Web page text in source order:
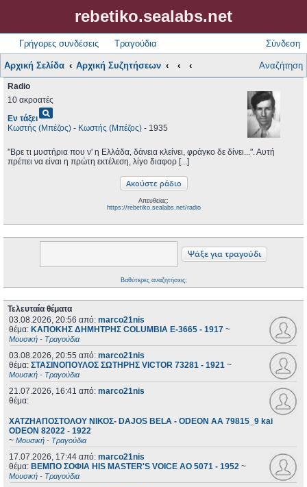
rebetiko.sealabs.net
Γρήγορες συνδέσεις Τραγούδια Σύνδεση
Αρχική Σελίδα Αρχική Συζητήσεων Αναζήτηση
Radio
10 ακροατές
Εν τάξειpageview
Κωστής (Μπέζος) - Κωστής (Μπέζος) - 1935
"Βρε τι μυστήρια που ν' η Ελλάδα, δάνεια κλείνει, φράγκο δε δίνει...". Αυτή
πρέπει να είναι η πρώτη εκτέλεση, λίγο διαφορ [...]
Απευθείας:
https://rebetiko.sealabs.net/radio
Βαθύτερες αναζητήσεις;
Τελευταία θέματα
03.08.2026, 20:56 από: marco21nis
θέμα: ΚΑΠΟΚΗΣ ΔΗΜΗΤΡΗΣ COLUMBIA E-3665 - 1917 ~
Μουσική - Τραγούδια
03.08.2026, 20:55 από: marco21nis
θέμα: ΣΤΑΣΙΝΟΠΟΥΛΟΣ ΣΩΤΗΡΗΣ VICTOR 73281 - 1921 ~
Μουσική - Τραγούδια
21.07.2026, 16:41 από: marco21nis
θέμα:
ΧΑΤΖΗΑΠΟΣΤΟΛΟΥ ΝΙΚΟΣ- DAJOS BELA - ODEON AA 79815_9 kai
ODEON 82022 - 1922
~ Μουσική - Τραγούδια
17.07.2026, 17:44 από: marco21nis
θέμα: ΒΕΜΠΟ ΣΟΦΙΑ HIS MASTER'S VOICE AO 5071 - 1952 ~
Μουσική - Τραγούδια